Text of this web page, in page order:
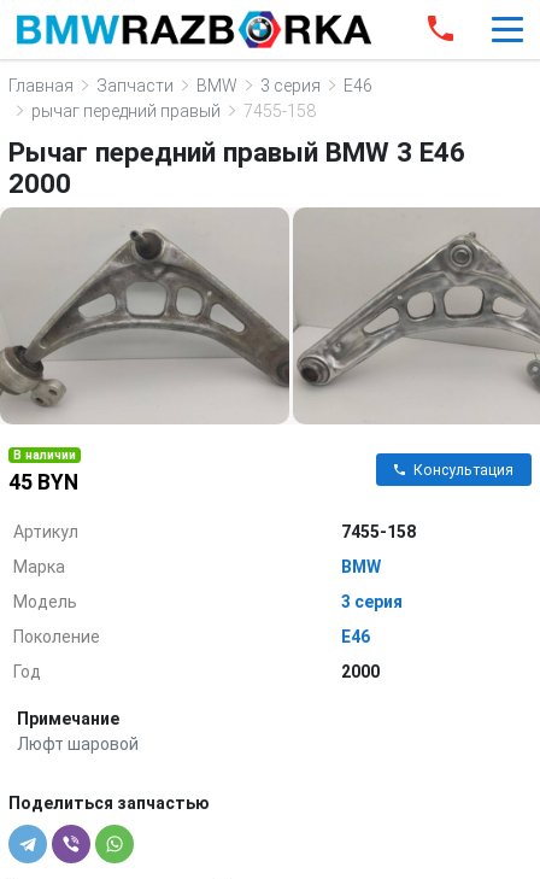
Главная Запчасти BMW 3 серия
E46
рычаг передний правый
7455-158
Рычаг передний правый BMW 3 E46
2000
В наличии
45 BYN
Консультация
Артикул
7455-158
Марка
BMW
Модель
3 серия
Поколение
E46
Год
2000
Примечание
Люфт шаровой
Поделиться запчастью